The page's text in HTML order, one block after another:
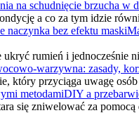
na schudnięcie brzucha w
a co za tym idzie
rumień i
warzywna: zasady,
przyciąga uwagę
DIY a
się zniwelować za